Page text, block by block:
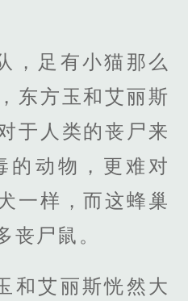
，足有小猫那么
东方玉和艾丽斯
于人类的丧尸来
的动物，更难对
一样，而这蜂巢
丧尸鼠。
和艾丽斯恍然大